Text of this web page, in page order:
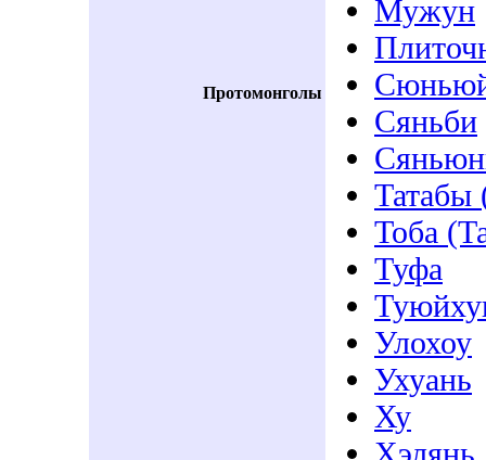
Протомонголы
Мужун
Сяньби
Татабы
Тоба
Туфа
Улохоу
Ухуань
Ху
Хэлянь